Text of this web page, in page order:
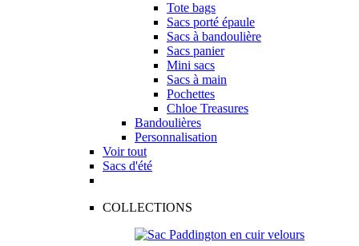
Tote bags
Sacs porté épaule
Sacs à bandoulière
Sacs panier
Mini sacs
Sacs à main
Pochettes
Chloe Treasures
Bandoulières
Personnalisation
Voir tout
Sacs d'été
COLLECTIONS